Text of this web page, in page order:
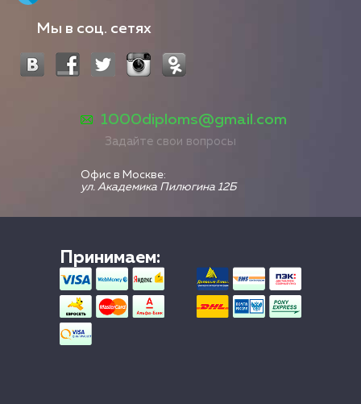
Мы в соц. сетях
1000diploms@gmail.com
Задайте свои вопросы
Офис в Москве:
ул. Академика Пилюгина 12Б
Принимаем: